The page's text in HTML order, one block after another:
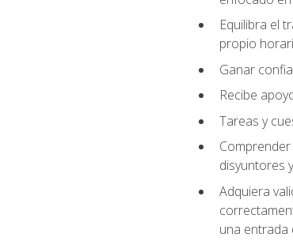
Equilibra el
propio
Ganar
Recibe
Tareas y
disyuntores
Adquiera
una entrada